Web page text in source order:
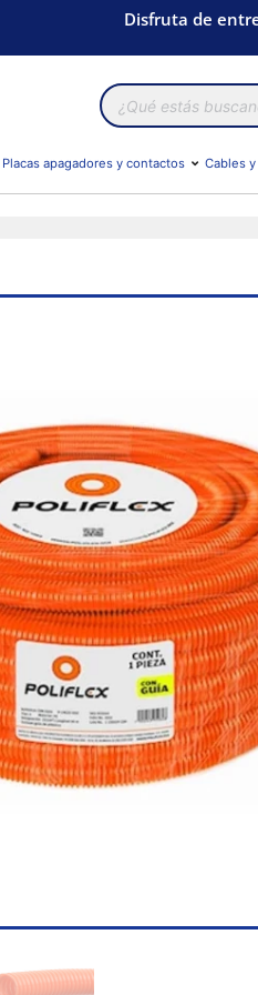
Disfruta de
Búsqueda
de
productos
Placas apagadores y contactos Cables